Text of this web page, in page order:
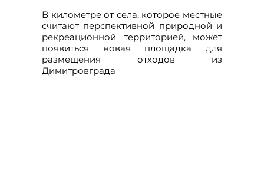
В километре от села, которое местные
считают перспективной природной и
рекреационной территорией, может
появиться новая площадка для
размещения отходов из
Димитровграда